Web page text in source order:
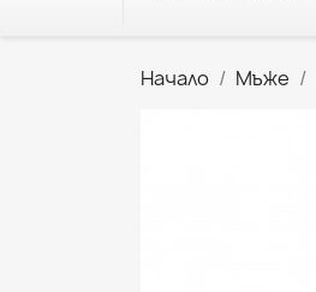
Начало Мъже